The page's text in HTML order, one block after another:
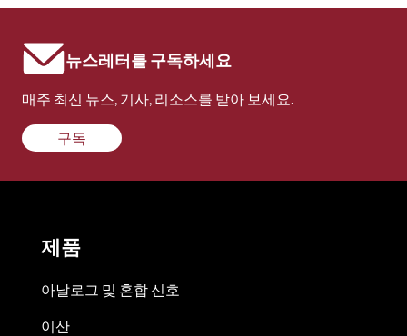
뉴스레터를 구독하세요
매주 최신 뉴스, 기사, 리소스를 받아 보세요.
구독
제품
아날로그 및 혼합 신호
이산